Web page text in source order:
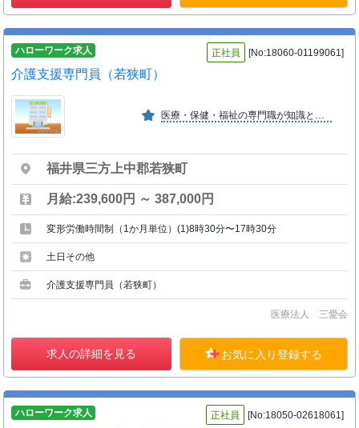
ハローワーク求人 正社員 [No:18060-01199061]
介護支援専門員（若狭町）
福井県三方上中郡若狭町
月給:239,600円 ～ 387,000円
変形労働時間制（1か月単位）(1)8時30分〜17時30分
土日その他
介護支援専門員（若狭町）
医療法人 三愛会
求人の詳細を見る お気に入り登録する
ハローワーク求人 正社員 [No:18050-02618061]